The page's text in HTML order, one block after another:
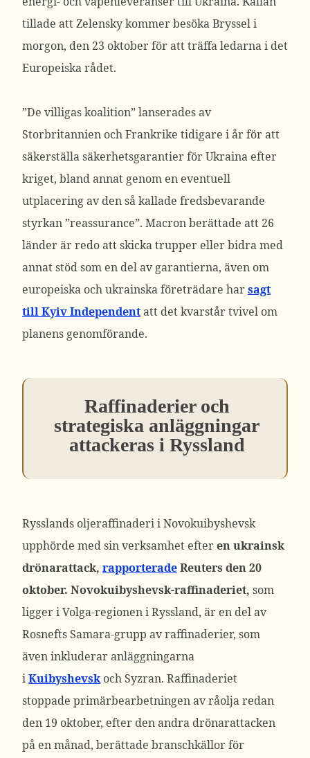
tillade att Zelensky kommer besöka Bryssel i
morgon, den 23 oktober för att träffa ledarna i det
Europeiska rådet.
”De villigas koalition” lanserades av
Storbritannien och Frankrike tidigare i år för att
säkerställa säkerhetsgarantier för Ukraina efter
kriget, bland annat genom en eventuell
utplacering av den så kallade fredsbevarande
styrkan ”reassurance”. Macron berättade att 26
länder är redo att skicka trupper eller bidra med
annat stöd som en del av garantierna, även om
europeiska och ukrainska företrädare harsagt
till Kyiv Independentatt det kvarstår tvivel om
planens genomförande.
Raffinaderier och
strategiska anläggningar
attackeras i Ryssland
Rysslands oljeraffinaderi i Novokuibyshevsk
upphörde med sin verksamhet efteren ukrainsk
drönarattack, rapporteradeReuters den 20
oktober. Novokuibyshevsk-raffinaderiet, som
ligger i Volga-regionen i Ryssland, är en del av
Rosnefts Samara-grupp av raffinaderier, som
även inkluderar anläggningarna
iKuibyshevskoch Syzran. Raffinaderiet
stoppade primärbearbetningen av råolja redan
den 19 oktober, efter den andra drönarattacken
på en månad, berättade branschkällor för